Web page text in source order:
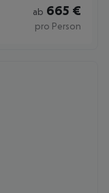
ab 665 €
pro Person